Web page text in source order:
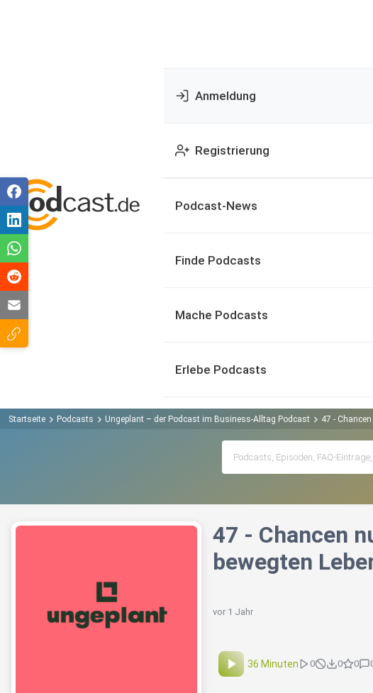
Anmeldung
Registrierung
Podcast-News
Finde Podcasts
Mache Podcasts
Erlebe Podcasts
Startseite Podcasts Ungeplant – der Podcast im Business-Alltag Podcast 47 -
47 - Chancen
bewegten
vor 1 Jahr
36 Minuten 0 0 0